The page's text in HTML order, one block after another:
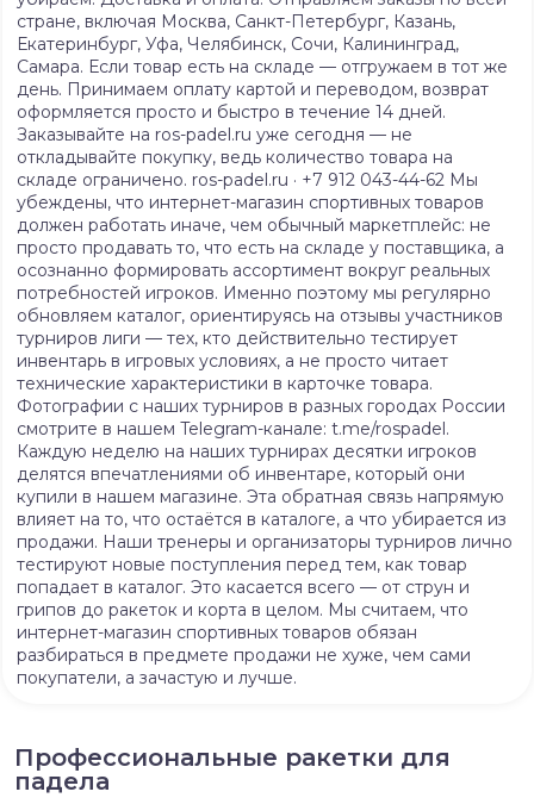
стране, включая Москва, Санкт-Петербург, Казань,
Екатеринбург, Уфа, Челябинск, Сочи, Калининград,
Самара. Если товар есть на складе — отгружаем в тот же
день. Принимаем оплату картой и переводом, возврат
оформляется просто и быстро в течение 14 дней.
Заказывайте на ros-padel.ru уже сегодня — не
откладывайте покупку, ведь количество товара на
складе ограничено. ros-padel.ru · +7 912 043-44-62 Мы
убеждены, что интернет-магазин спортивных товаров
должен работать иначе, чем обычный маркетплейс: не
просто продавать то, что есть на складе у поставщика, а
осознанно формировать ассортимент вокруг реальных
потребностей игроков. Именно поэтому мы регулярно
обновляем каталог, ориентируясь на отзывы участников
турниров лиги — тех, кто действительно тестирует
инвентарь в игровых условиях, а не просто читает
технические характеристики в карточке товара.
Фотографии с наших турниров в разных городах России
смотрите в нашем Telegram-канале: t.me/rospadel.
Каждую неделю на наших турнирах десятки игроков
делятся впечатлениями об инвентаре, который они
купили в нашем магазине. Эта обратная связь напрямую
влияет на то, что остаётся в каталоге, а что убирается из
продажи. Наши тренеры и организаторы турниров лично
тестируют новые поступления перед тем, как товар
попадает в каталог. Это касается всего — от струн и
грипов до ракеток и корта в целом. Мы считаем, что
интернет-магазин спортивных товаров обязан
разбираться в предмете продажи не хуже, чем сами
покупатели, а зачастую и лучше.
Профессиональные ракетки для
падела